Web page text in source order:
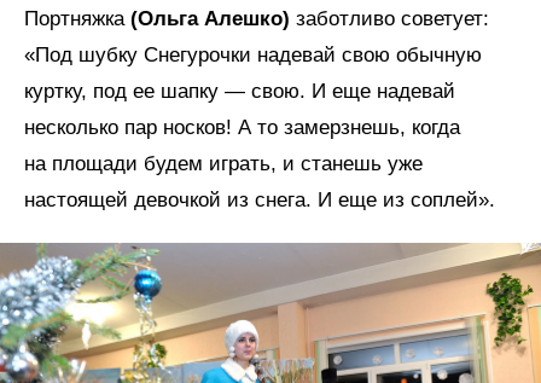
Портняжка (Ольга Алешко) заботливо советует:
«Под шубку Снегурочки надевай свою обычную
куртку, под ее шапку — свою. И еще надевай
несколько пар носков! А то замерзнешь, когда
на площади будем играть, и станешь уже
настоящей девочкой из снега. И еще из соплей».